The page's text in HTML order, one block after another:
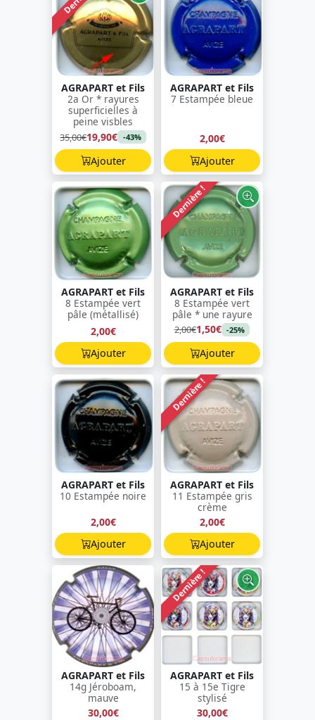
AGRAPART et Fils
2a Or * rayures
superficielles à
peine visbles
35,00€19,90€ -43%
Ajouter
AGRAPART et Fils
7 Estampée bleue
2,00€
Ajouter
AGRAPART et Fils
8 Estampée vert
pâle (métallisé)
2,00€
Ajouter
Dernière !
AGRAPART et Fils
8 Estampée vert
pâle * une rayure
2,00€1,50€ -25%
Ajouter
AGRAPART et Fils
10 Estampée noire
2,00€
Ajouter
Dernière !
AGRAPART et Fils
11 Estampée gris
crème
2,00€
Ajouter
AGRAPART et Fils
14g Jéroboam,
mauve
30,00€
Dernière !
AGRAPART et Fils
15 à 15e Tigre
stylisé
30,00€